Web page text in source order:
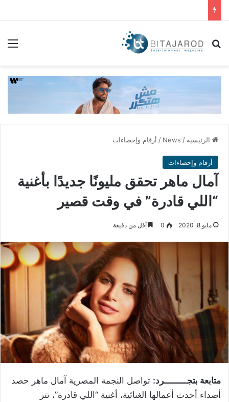
بحث عن
الرئيسية /
News
/ أرقام وإحصاءات
أرقام وإحصاءات
آمال ماهر تحقق مليونًا جديدًا بأغنية
“اللي قادرة” في وقت قصير
مايو 8, 2020 0 أقل من دقيقة
متابعة بتجـــــــــرد: تواصل النجمة المصرية آمال ماهر حصد
أصداء أحدث أعمالها الغنائية، أغنية “اللي قادرة”، تتر